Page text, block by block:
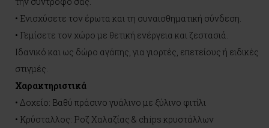
• Ενισχύσετε τον έρωτα και τη συναισθηματική σύνδεση.
• Γεμίσετε τον χώρο με θετική ενέργεια και ζεστασιά.
Ιδανικό και ως δώρο αγάπης, για γιορτές, επετείους ή ειδικές
στιγμές.
Χαρακτηριστικά
• Δοχείο: Βαθύ πράσινο γυάλινο με ξύλινο φιτίλι
• Κρύσταλλος: Ροζ Χαλαζίας & chips κρυστάλλων